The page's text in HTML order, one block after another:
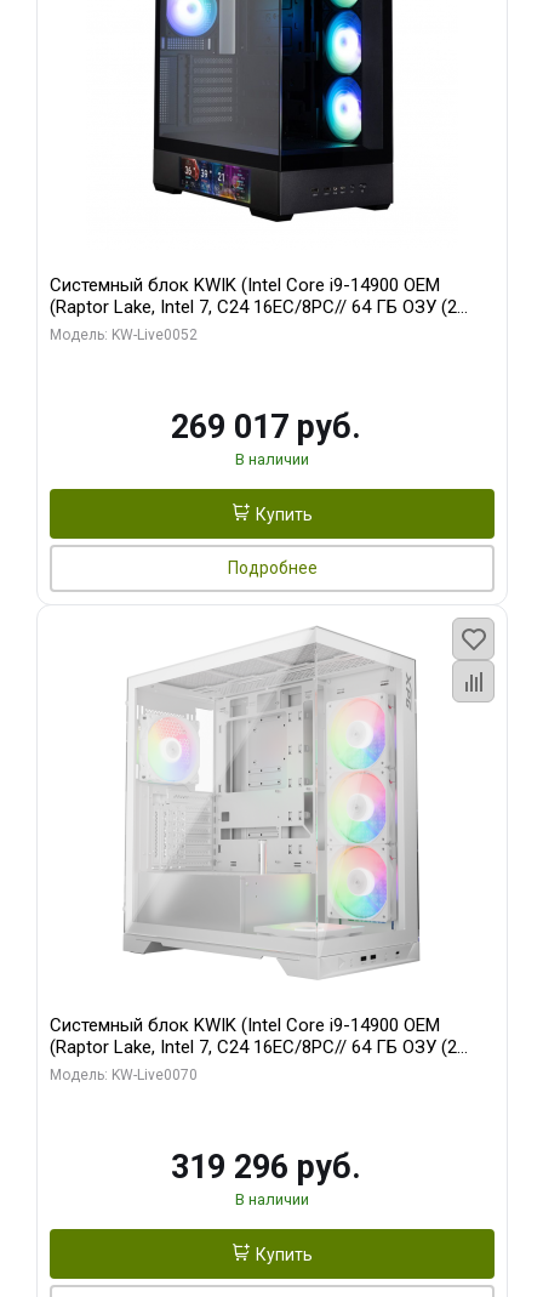
Системный блок KWIK (Intel Core i9-14900 OEM
(Raptor Lake, Intel 7, C24 16EC/8PC// 64 ГБ ОЗУ (2
модуля)/ Palit RTX5080 GAMINGPRO OC 16GB GDDR7
Модель: KW-Live0052
269 017 руб.
В наличии
Купить
Подробнее
Системный блок KWIK (Intel Core i9-14900 OEM
(Raptor Lake, Intel 7, C24 16EC/8PC// 64 ГБ ОЗУ (2
модуля)/ Gigabyte RTX5080 XTREME WATERFORCE
Модель: KW-Live0070
319 296 руб.
В наличии
Купить